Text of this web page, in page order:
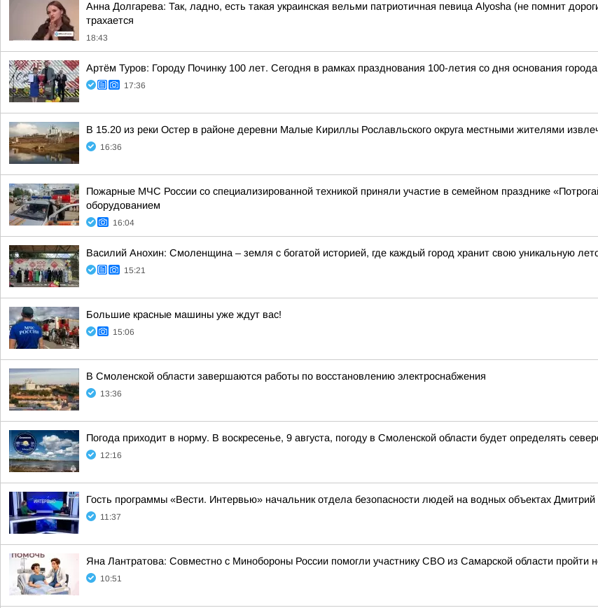
Анна Долгарева: Так, ладно, есть такая украинская вельми патриотичная певица Alyosha (не помнит
трахается
18:43
Артём Туров: Городу Починку 100 лет. Сегодня в рамках празднования 100-летия со дня основания
17:36
В 15.20 из реки Остер в районе деревни Малые Кириллы Рославльского округа местными жителями
16:36
Пожарные МЧС России со специализированной техникой приняли участие в семейном празднике
оборудованием
16:04
Василий Анохин: Смоленщина – земля с богатой историей, где каждый город хранит свою уникальную
15:21
Большие красные машины уже ждут вас!
15:06
В Смоленской области завершаются работы по восстановлению электроснабжения
13:36
Погода приходит в норму. В воскресенье, 9 августа, погоду в Смоленской области будет определять
12:16
Гость программы «Вести. Интервью» начальник отдела безопасности людей на водных объектах
11:37
Яна Лантратова: Совместно с Минобороны России помогли участнику СВО из Самарской области пройти
10:51